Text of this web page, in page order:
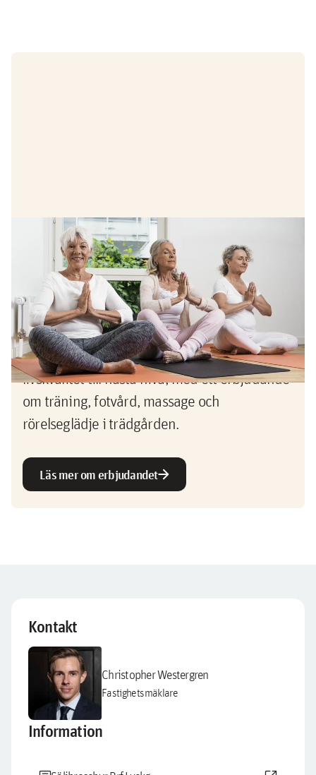
Erbjudande
Erbjudande - ta hand om dig själv
Tänk dig ett boende där du regelbundet får
möjlighet att ta hand om dig själv – på riktigt.
I Bonum Brf Lyckø har vi tagit hälsa och
livskvalitet till nästa nivå, med ett erbjudande
om träning, fotvård, massage och
rörelseglädje i trädgården.
Läs mer om erbjudandetarrow_forward
Kontakt
Christopher Westergren
Fastighetsmäklare
Information